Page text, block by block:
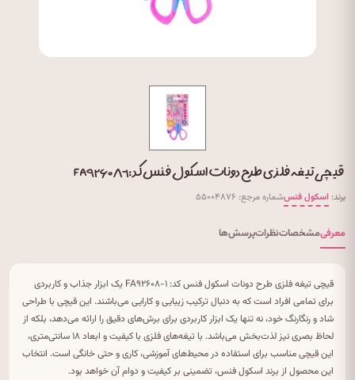
قیچی تیغه فلزی طرح دونات اسکول فنس کد: FA۹۲۶۰۸-۱
برند: اسکول فنسشماره مرجع: ۵۵۰۰۴۸۷۶
معرفیمشخصاتنظراتپرسش‌ها
قیچی تیغه فلزی طرح دونات اسکول فنس کد: FA۹۲۶۰۸-۱ یک ابزار جذاب و کاربردی
برای تمامی افراد است که به دنبال ترکیب زیبایی و کارایی می‌باشند. این قیچی با طراحی
شاد و رنگارنگ خود، نه تنها یک ابزار کاربردی برای برش‌های دقیق را ارائه می‌دهد، بلکه از
لحاظ بصری نیز لذت‌بخش می‌باشد. با تیغه‌های فلزی با کیفیت و ابعاد ۱۸ سانتی‌متری،
این قیچی مناسب برای استفاده در محیط‌های آموزشی، کاری و حتی خانگی است. انتخاب
این محصول از برند اسکول فنس، تضمینی بر کیفیت و دوام آن خواهد بود.